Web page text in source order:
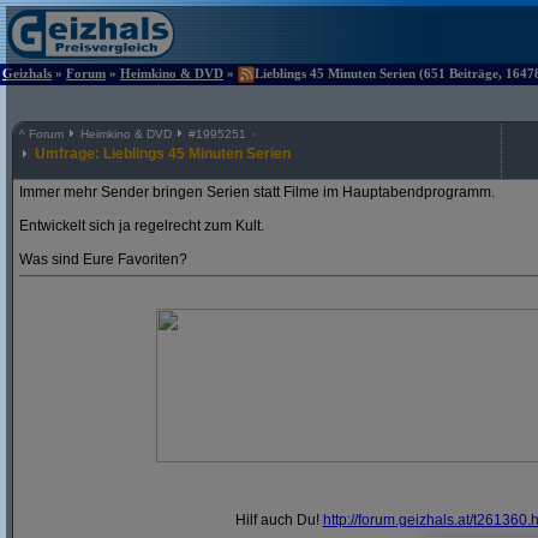
Geizhals » Forum » Heimkino & DVD » Lieblings 45 Minuten Serien (651 Beiträge,
^ Forum Heimkino & DVD #1995251
Umfrage: Lieblings 45 Minuten Serien
Immer mehr Sender bringen Serien statt Filme im Hauptabendprogramm.
Entwickelt sich ja regelrecht zum Kult.
Was sind Eure Favoriten?
Hilf auch Du! http://forum.geizhals.at/